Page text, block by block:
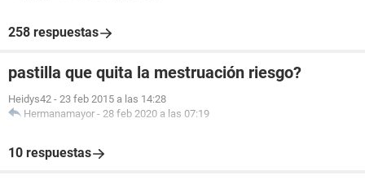
258 respuestas
pastilla que quita la mestruación riesgo?
Heidys42 - 23 feb 2015 a las 14:28
Hermanamayor - 28 feb 2020 a las 07:19
10 respuestas